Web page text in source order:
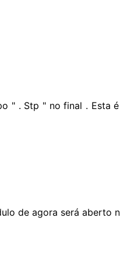
" . Stp " no final . Esta
de agora será aberto